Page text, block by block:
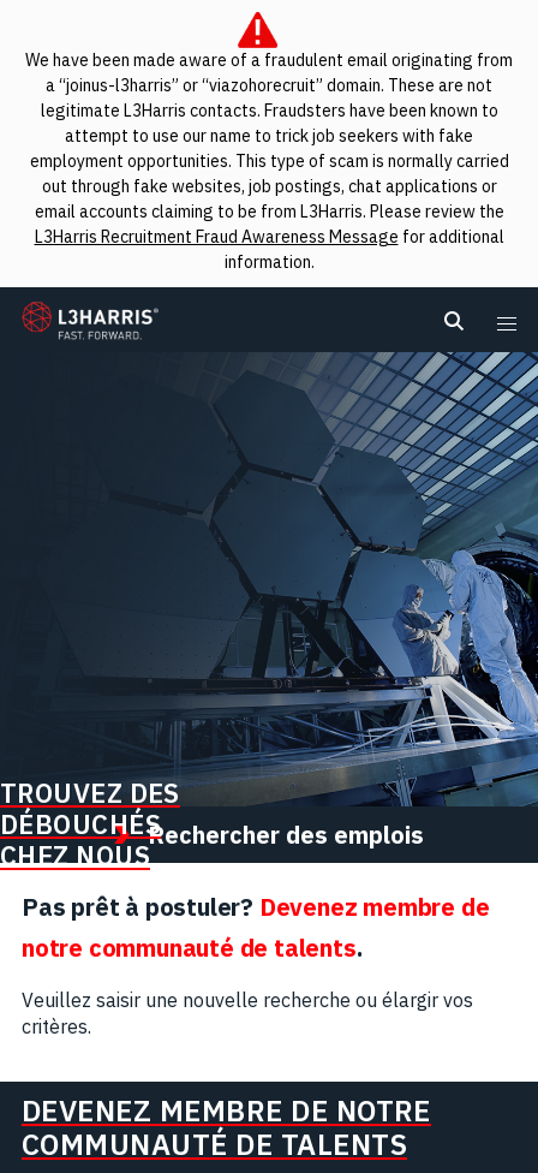
We have been made aware of a fraudulent email originating from
a “joinus-l3harris” or “viazohorecruit” domain. These are not
legitimate L3Harris contacts. Fraudsters have been known to
attempt to use our name to trick job seekers with fake
employment opportunities. This type of scam is normally carried
out through fake websites, job postings, chat applications or
email accounts claiming to be from L3Harris. Please review the
L3Harris Recruitment Fraud Awareness Message for additional
information.
L3Harris
Search
TROUVEZ DES
DÉBOUCHÉS
CHEZ NOUS
Rechercher des emplois
Pas prêt à postuler? Devenez membre de
notre communauté de talents.
Veuillez saisir une nouvelle recherche ou élargir vos
critères.
DEVENEZ MEMBRE DE NOTRE
COMMUNAUTÉ DE TALENTS